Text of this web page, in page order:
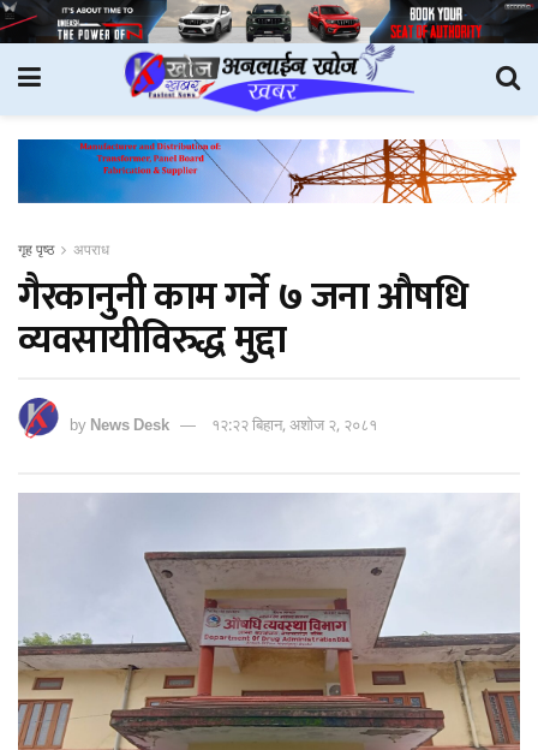
गृह पृष्ठ अपराध
गैरकानुनी काम गर्ने ७ जना औषधि
व्यवसायीविरुद्ध मुद्दा
byNews Desk १२:२२ बिहान, अशोज २, २०८१